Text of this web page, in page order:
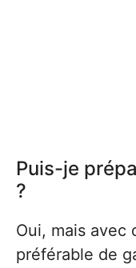
Puis-je
?
Oui, mais avec
préférable de